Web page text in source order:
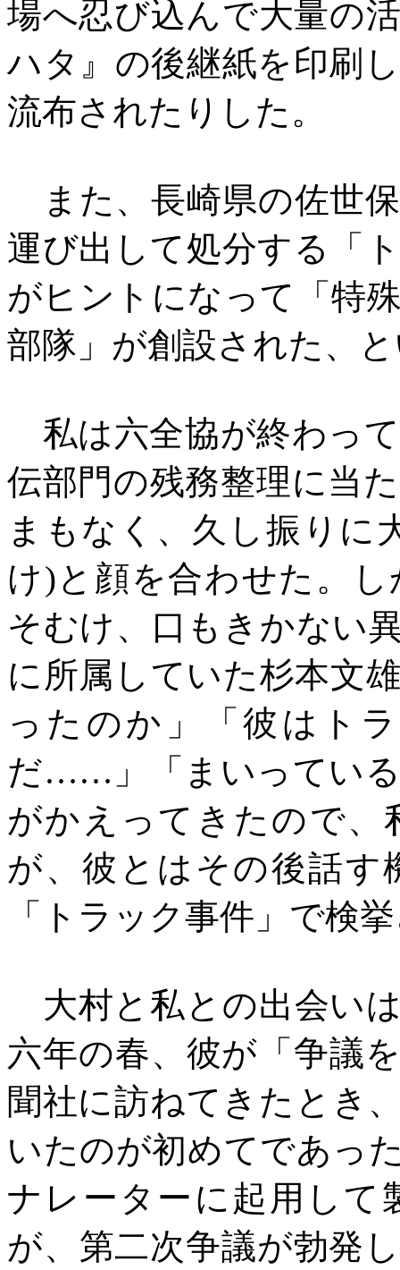
場へ忍び込んで大量の
ハタ』の後継紙を印刷
流布されたりした。
また、長崎県の佐世
運び出して処分する「
がヒントになって「特
部隊」が創設された、
私は六全協が終わっ
伝部門の残務整理に当
まもなく、久し振りに
け)と顔を合わせた。
そむけ、口もきかない
に所属していた杉本文
ったのか」「彼はト
だ……」「まいってい
がかえってきたので、
が、彼とはその後話す
「トラック事件」で検
大村と私との出会い
六年の春、彼が「争議
聞社に訪ねてきたとき
いたのが初めてであっ
ナレーターに起用して
が、第二次争議が勃発